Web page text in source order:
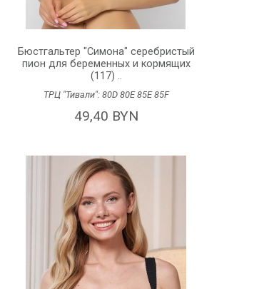
Бюстгальтер "Симона" серебристый
пион для беременных и кормящих
(117) ..
ТРЦ "Тивали": 80D 80E85E85F
49,40 BYN